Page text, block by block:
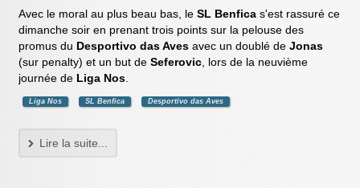
Avec le moral au plus beau bas, leSL Benfica s'est rassuré ce
dimanche soir en prenant trois points sur la pelouse des
promus du Desportivo das Aves avec un doublé deJonas
(sur penalty) et un but deSeferovic, lors de la neuvième
journée de Liga Nos.
Liga Nos SL Benfica Desportivo das Aves
Lire la suite...